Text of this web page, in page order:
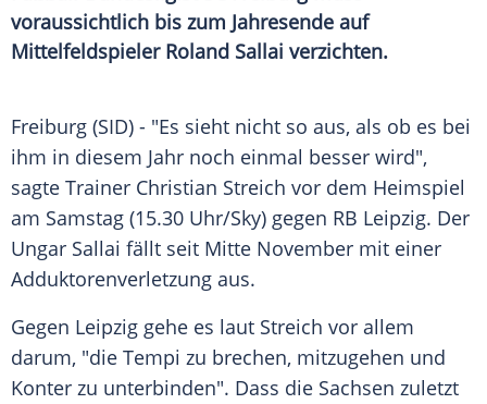
voraussichtlich bis zum Jahresende auf
Mittelfeldspieler Roland Sallai verzichten.
Freiburg (SID) - "Es sieht nicht so aus, als ob es bei
ihm in diesem Jahr noch einmal besser wird",
sagte Trainer Christian Streich vor dem Heimspiel
am Samstag (15.30 Uhr/Sky) gegen RB Leipzig. Der
Ungar Sallai fällt seit Mitte November mit einer
Adduktorenverletzung aus.
Gegen Leipzig gehe es laut Streich vor allem
darum, "die Tempi zu brechen, mitzugehen und
Konter zu unterbinden". Dass die Sachsen zuletzt